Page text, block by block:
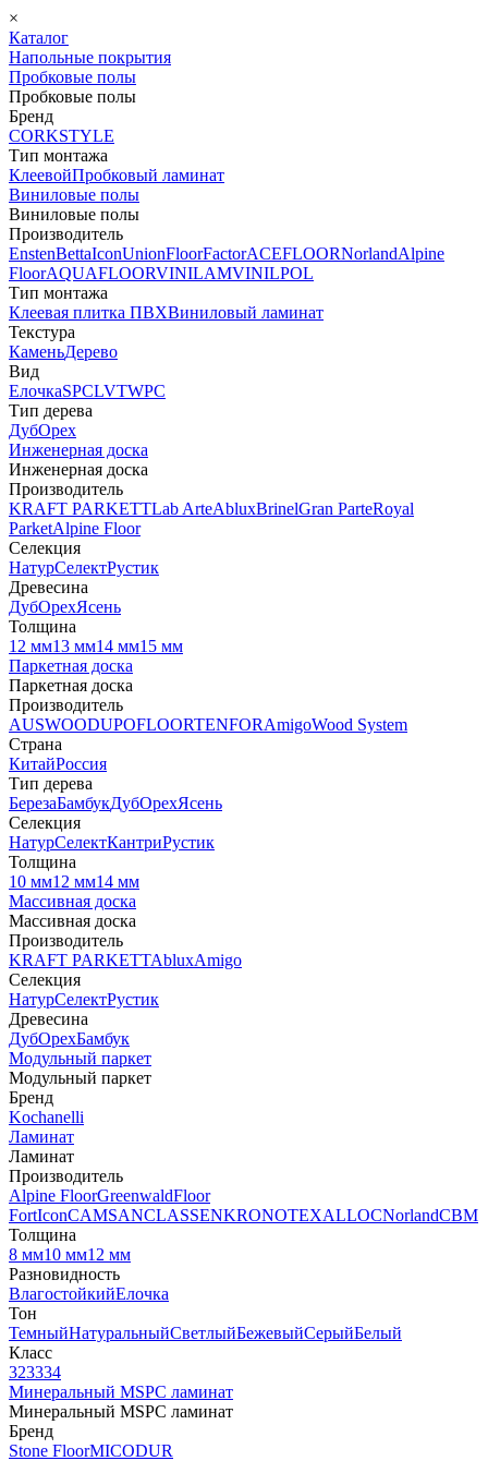
×
Каталог
Напольные покрытия
Пробковые полы
Пробковые полы
Бренд
CORKSTYLE
Тип монтажа
КлеевойПробковый ламинат
Виниловые полы
Виниловые полы
Производитель
EnstenBettaIconUnionFloorFactorACEFLOORNorlandAlpine
FloorAQUAFLOORVINILAMVINILPOL
Тип монтажа
Клеевая плитка ПВХВиниловый ламинат
Текстура
КаменьДерево
Вид
ЕлочкаSPCLVTWPC
Тип дерева
ДубОрех
Инженерная доска
Инженерная доска
Производитель
KRAFT PARKETTLab ArteAbluxBrinelGran ParteRoyal
ParketAlpine Floor
Селекция
НатурСелектРустик
Древесина
ДубОрехЯсень
Толщина
12 мм13 мм14 мм15 мм
Паркетная доска
Паркетная доска
Производитель
AUSWOODUPOFLOORTENFORAmigoWood System
Страна
КитайРоссия
Тип дерева
БерезаБамбукДубОрехЯсень
Селекция
НатурСелектКантриРустик
Толщина
10 мм12 мм14 мм
Массивная доска
Массивная доска
Производитель
KRAFT PARKETTAbluxAmigo
Селекция
НатурСелектРустик
Древесина
ДубОрехБамбук
Модульный паркет
Модульный паркет
Бренд
Kochanelli
Ламинат
Ламинат
Производитель
Alpine FloorGreenwaldFloor
FortIconCAMSANCLASSENKRONOTEXALLOCNorlandCBM
Толщина
8 мм10 мм12 мм
Разновидность
ВлагостойкийЕлочка
Тон
ТемныйНатуральныйСветлыйБежевыйСерыйБелый
Класс
323334
Минеральный MSPC ламинат
Минеральный MSPC ламинат
Бренд
Stone FloorMICODUR